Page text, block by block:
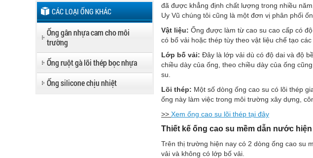
CÁC LOẠI ỐNG KHÁC
Ống gân nhựa cam cho môi
trường
Ống ruột gà lõi thép bọc nhựa
Ống silicone chịu nhiệt
đã được khẳng định chất lượng trong nhiều
Uy Vũ chúng tôi cũng là một đơn vị phân phối
Vật liệu: Ống được làm từ cao su cao cấp có
có bố vải hoặc thép tùy theo vật liệu chế tạo các
Lớp bố vải: Đây là lớp vải dù có độ dai và độ
chiều dày của ống, theo chiều dày của ống
su.
Lõi thép: Một số dòng ống cao su có lõi thép
ống này làm việc trong môi trường xây dựng,
>> Xem ống cao su lõi thép tại đây
Thiết kế ống cao su mềm dẫn nước
Trên thị trường hiện nay có 2 dòng ống cao su
vải và không có lớp bố vải.